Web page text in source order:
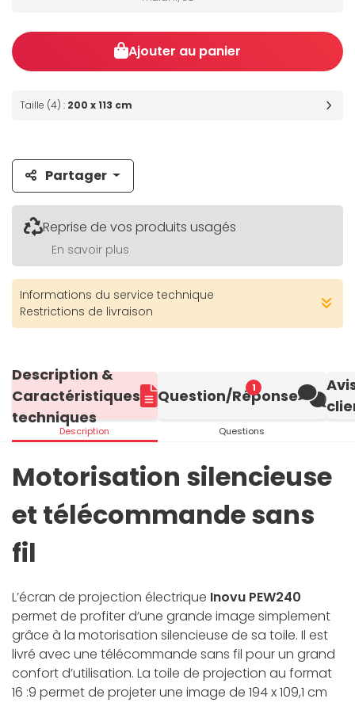
Ajouter au panier
Taille (4) : 200 x 113 cm
Partager
Reprise de vos produits usagés
En savoir plus
Informations du service technique
Restrictions de livraison
Description &
Caractéristiques
techniques
Description
1
Question/Réponse
Questions
Motorisation silencieuse
et télécommande sans
fil
L’écran de projection électrique Inovu PEW240
permet de profiter d’une grande image simplement
grâce à la motorisation silencieuse de sa toile. Il est
livré avec une télécommande sans fil pour un grand
confort d’utilisation. La toile de projection au format
16 :9 permet de projeter une image de 194 x 109,1 cm